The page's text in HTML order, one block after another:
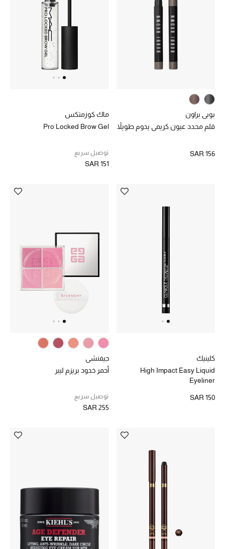
بوبي براون
قلم محدد عيون كريمي يدوم طويلاً
SAR 156
ماك كوزمتكس
Pro Locked Brow Gel
توصيل سريع
SAR 151
كلينيك
High Impact Easy Liquid
Eyeliner
SAR 150
جيفنشي
أحمر خدود بريزم ليبر
توصيل سريع
SAR 255